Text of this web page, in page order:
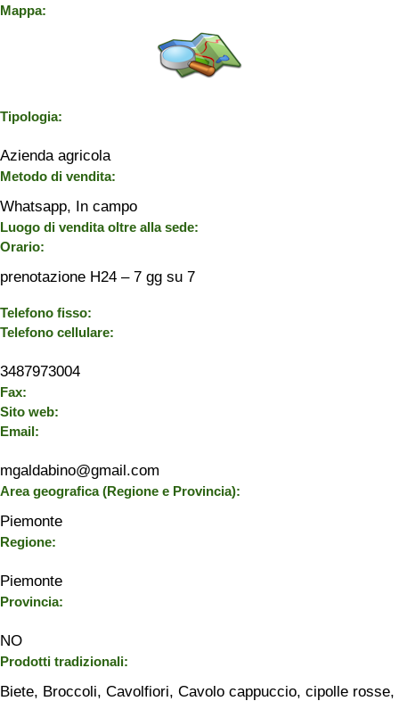
Mappa:
Tipologia:
Azienda agricola
Metodo di vendita:
Whatsapp, In campo
Luogo di vendita oltre alla sede:
Orario:
prenotazione H24 – 7 gg su 7
Telefono fisso:
Telefono cellulare:
3487973004
Fax:
Sito web:
Email:
mgaldabino@gmail.com
Area geografica (Regione e Provincia):
Piemonte
Regione:
Piemonte
Provincia:
NO
Prodotti tradizionali:
Biete, Broccoli, Cavolfiori, Cavolo cappuccio, cipolle rosse,